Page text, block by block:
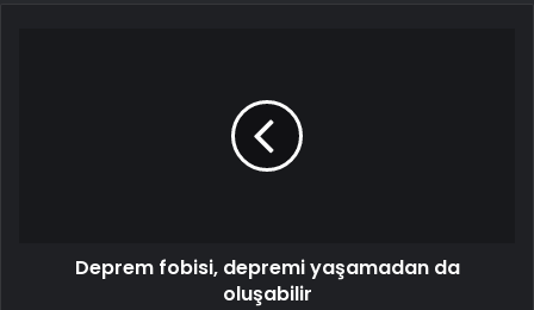
Deprem fobisi, depremi yaşamadan da
oluşabilir